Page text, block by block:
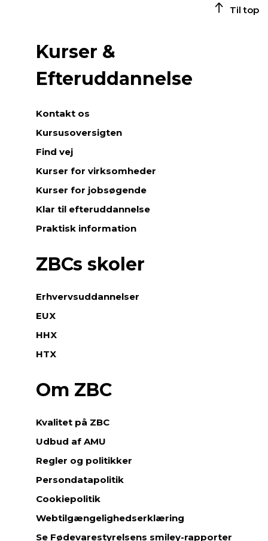
Til top
Kurser &
Efteruddannelse
Kontakt os
Kursusoversigten
Find vej
Kurser for virksomheder
Kurser for jobsøgende
Klar til efteruddannelse
Praktisk information
ZBCs skoler
Erhvervsuddannelser
EUX
HHX
HTX
Om ZBC
Kvalitet på ZBC
Udbud af AMU
Regler og politikker
Persondatapolitik
Cookiepolitik
Webtilgængelighedserklæring
Se Fødevarestyrelsens smiley-rapporter